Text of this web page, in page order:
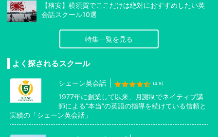
【格安】横須賀でここだけは絶対におすすめしたい英
会話スクール10選
特集一覧を見る
よく探されるスクール
シェーン英会話 (4.8)
1977年に創業して以来、月謝制でネイティブ講
師による”本当”の英語の指導を続けている信頼と
実績の「シェーン英会話」